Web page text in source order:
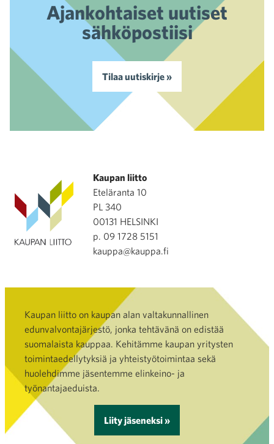
Ajankohtaiset uutiset
sähköpostiisi
Tilaa uutiskirje »
Kaupan liitto
Eteläranta 10
PL 340
00131 HELSINKI
p. 09 1728 5151
kauppa@kauppa.fi
Kaupan liitto on kaupan alan valtakunnallinen
edunvalvontajärjestö, jonka tehtävänä on edistää
suomalaista kauppaa. Kehitämme kaupan yritysten
toimintaedellytyksiä ja yhteistyötoimintaa sekä
huolehdimme jäsentemme elinkeino- ja
työnantajaeduista.
Liity jäseneksi »